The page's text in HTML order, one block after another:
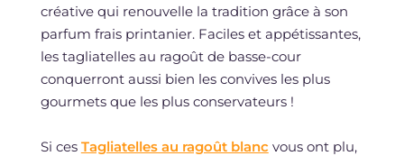
créative qui renouvelle la tradition grâce à son
parfum frais printanier. Faciles et appétissantes,
les tagliatelles au ragoût de basse-cour
conquerront aussi bien les convives les plus
gourmets que les plus conservateurs !
Si ces Tagliatelles au ragoût blanc vous ont plu,